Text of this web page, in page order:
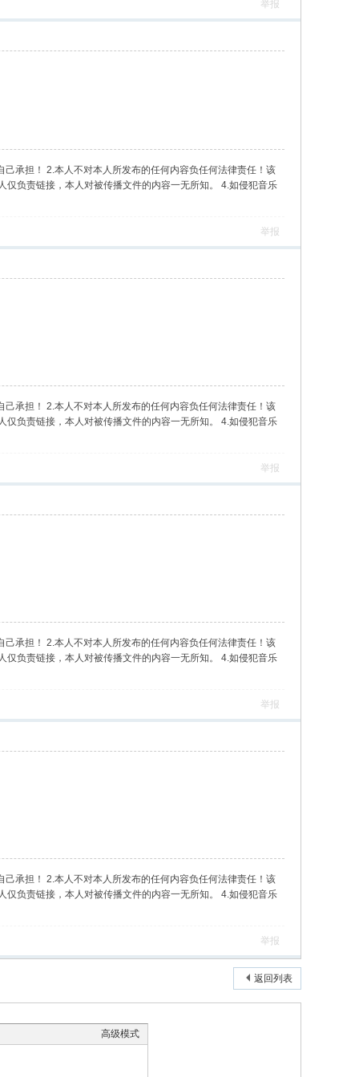
举报
承担！ 2.本人不对本人所发布的任何内容负任何法律责任！该
负责链接，本人对被传播文件的内容一无所知。 4.如侵犯音乐
举报
承担！ 2.本人不对本人所发布的任何内容负任何法律责任！该
负责链接，本人对被传播文件的内容一无所知。 4.如侵犯音乐
举报
承担！ 2.本人不对本人所发布的任何内容负任何法律责任！该
负责链接，本人对被传播文件的内容一无所知。 4.如侵犯音乐
举报
承担！ 2.本人不对本人所发布的任何内容负任何法律责任！该
负责链接，本人对被传播文件的内容一无所知。 4.如侵犯音乐
举报
返回列表
高级模式